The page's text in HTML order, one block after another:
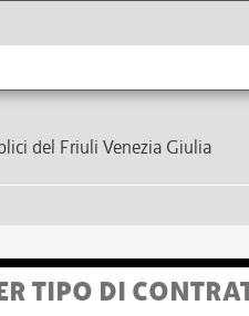
del Friuli Venezia Giulia
TIPO DI